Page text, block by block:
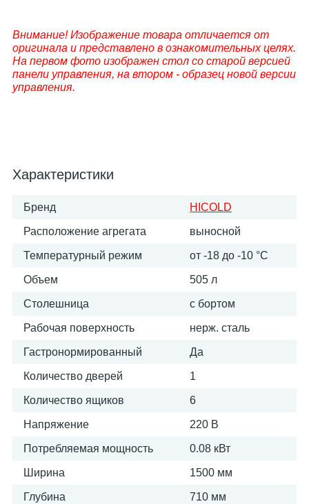
Внимание! Изображение товара отличается от
оригинала и представлено в ознакомительных целях.
На первом фото изображен стол со старой версией
панели управления, на втором - образец новой версии
управления.
Характеристики
Бренд HICOLD
Расположение агрегата выносной
Температурный режим от -18 до -10 °С
Объем 505 л
Столешница с бортом
Рабочая поверхность нерж. сталь
Гастронормированный Да
Количество дверей 1
Количество ящиков 6
Напряжение 220 В
Потребляемая мощность 0.08 кВт
Ширина 1500 мм
Глубина 710 мм